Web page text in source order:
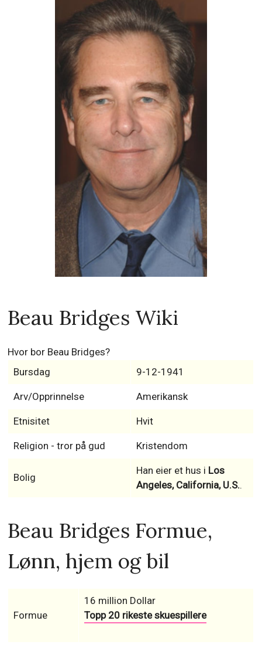
Beau Bridges Wiki
Hvor bor Beau Bridges?
Bursdag
9-12-1941
Arv/Opprinnelse Amerikansk
Etnisitet Hvit
Religion - tror på gud Kristendom
Bolig
Han eier et hus i Los
Angeles, California, U.S..
Beau Bridges Formue,
Lønn, hjem og bil
Formue
16 million Dollar
Topp 20 rikeste skuespillere